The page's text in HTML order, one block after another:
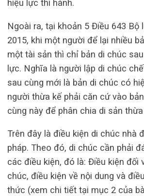
hiệu lực thi hành.
Ngoài ra, tại khoản 5 Điều 643 Bộ
2015, khi một người để lại nhiều
một tài sản thì chỉ bản di chúc
lực. Nghĩa là người lập di chúc
sau cùng mới là bản di chúc có
người thừa kế phải căn cứ vào
cùng này để phân chia di sản thừa
Trên đây là điều kiện di chúc nhà
pháp. Theo đó, di chúc cần phải
các điều kiện, đó là: Điều kiện đối
chúc, điều kiện về nội dung và
thức (xem chi tiết tại mục 2 của